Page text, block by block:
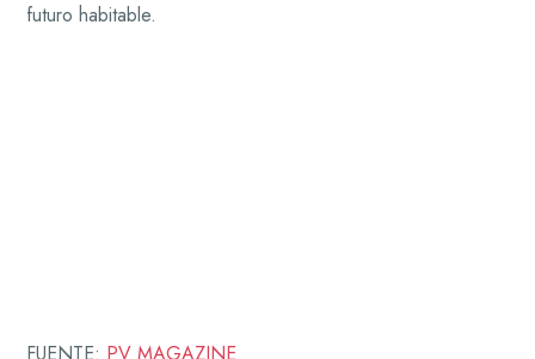
futuro habitable.